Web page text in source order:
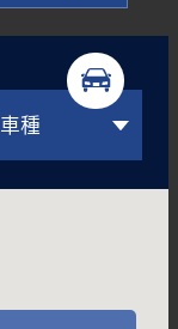
車種